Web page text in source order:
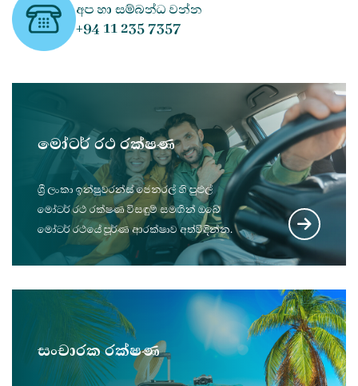
අප හා සම්බන්ධ වන්න
+94 11 235 7357
මෝටර් රථ රක්ෂණ
ශ්‍රී ලංකා ඉන්ෂුවරන්ස් ජෙනරල් හි පුළුල්
මෝටර් රථ රක්ෂණ විසඳුම් සමඟින් ඔබේ
මෝටර් රථයේ පූර්ණ ආරක්ෂාව අත්විඳින්න.
සංචාරක රක්ෂණ